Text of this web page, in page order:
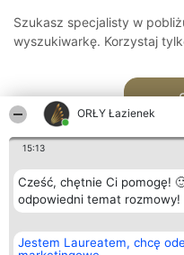
ORŁY Łazienek
15:13
Cześć, chętnie Ci pomogę!
odpowiedni temat rozmowy!
Jestem Laureatem, chcę
Szukasz specjalisty w
wyszukiwarkę. Korzystaj
Organizator plebiscytu
Bright Side Solutions sp. z o.